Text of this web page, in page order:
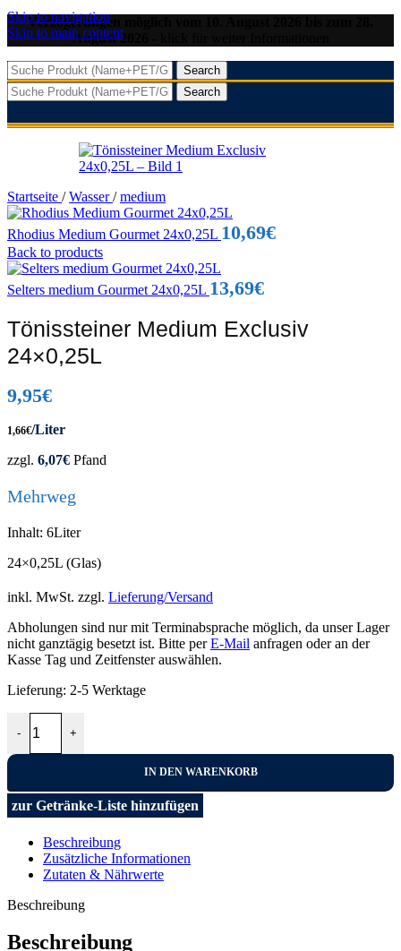
Skip to navigation
Skip to main content
Verzögerungen möglich vom 10. August 2026 bis zum 28.
August 2026
Search
Search
Startseite / Wasser/ medium
Rhodius Medium Gourmet 24x0,25L 10,69€
Back to products
Selters medium Gourmet 24x0,25L 13,69€
Tönissteiner Medium Exclusiv
24×0,25L
9,95€
1,66€/Liter
zzgl. 6,07€ Pfand
Mehrweg
Inhalt: 6Liter
24×0,25L (Glas)
inkl. MwSt. zzgl. Lieferung/Versand
Abholungen sind nur mit Terminabsprache möglich, da unser Lager
nicht ganztägig besetzt ist. Bitte perE-Mail anfragen oder an der
Kasse Tag und Zeitfenster auswählen.
Lieferung: 2-5 Werktage
- +
IN DEN WARENKORB
zur Getränke-Liste hinzufügen
Beschreibung
Zusätzliche Informationen
Zutaten & Nährwerte
Beschreibung
Beschreibung